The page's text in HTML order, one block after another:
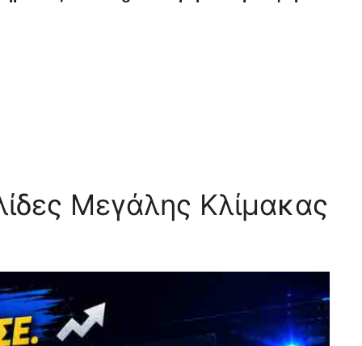
Μεγάλης Κλίμακας